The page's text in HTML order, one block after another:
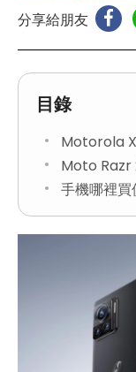
分享給朋友
目錄
Motorola
Moto Razr
手機哪裡